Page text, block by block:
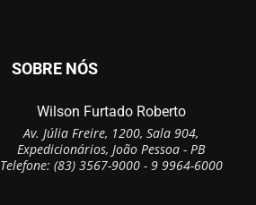
SOBRE NÓS
Wilson Furtado Roberto
Av. Júlia Freire, 1200, Sala 904,
Expedicionários, João Pessoa - PB
Telefone: (83) 3567-9000 - 9 9964-6000